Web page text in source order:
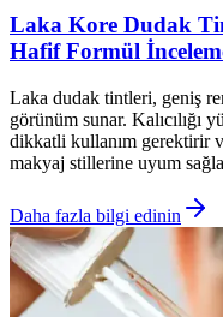
Laka Kore Dudak
Hafif Formül
Laka dudak tintleri, geniş
görünüm sunar. Kalıcılığı
dikkatli kullanım gerektirir
makyaj stillerine uyum
Daha fazla bilgi edinin